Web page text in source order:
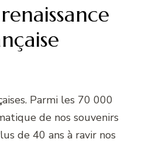
Parmi les 70 000
de nos souvenirs
de 40 ans à ravir nos